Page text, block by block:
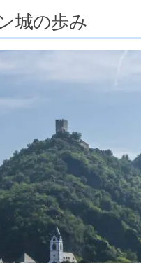
城の歩み